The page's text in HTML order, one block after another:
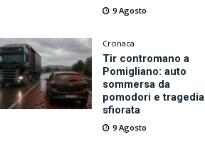
9 Agosto
Cronaca
Tir contromano a
Pomigliano: auto
sommersa da
pomodori e tragedia
sfiorata
9 Agosto